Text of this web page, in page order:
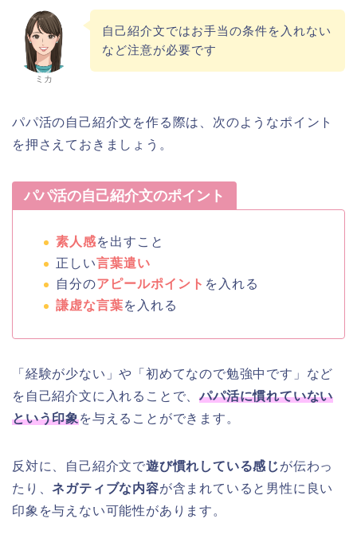
ミカ
自己紹介文ではお手当の条件を入れない
など注意が必要です
パパ活の自己紹介文を作る際は、次のようなポイント
を押さえておきましょう。
パパ活の自己紹介文のポイント
素人感を出すこと
正しい言葉遣い
自分のアピールポイント を入れる
謙虚な言葉を入れる
「経験が少ない」や「初めてなので勉強中です」など
を自己紹介文に入れることで、パパ活に慣れていない
という印象を与えることができます。
反対に、自己紹介文で遊び慣れしている感じが伝わっ
たり、ネガティブな内容が含まれていると男性に良い
印象を与えない可能性があります。